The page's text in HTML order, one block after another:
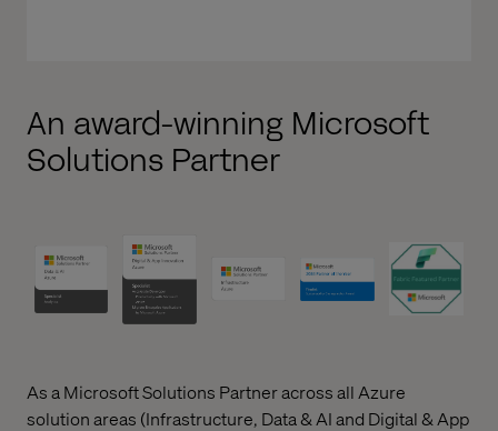
An award-winning Microsoft
Solutions Partner
As a Microsoft Solutions Partner across all Azure
solution areas (Infrastructure, Data & AI and Digital & App